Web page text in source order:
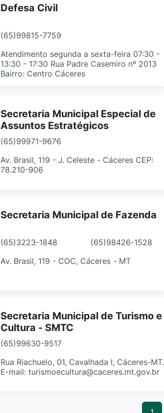
Defesa Civil
(65)99815-7759
Atendimento segunda a sexta-feira 07:30 -
13:30 - 17:30 Rua Padre Casemiro nº 2013
Bairro: Centro Cáceres
Secretaria Municipal Especial de
Assuntos Estratégicos
(65)99971-9676
Av. Brasil, 119 - J. Celeste - Cáceres CEP:
78.210-906
Secretaria Municipal de Fazenda
(65)3223-1848
(65)98426-1528
Av. Brasil, 119 - COC, Cáceres - MT
Secretaria Municipal de Turismo e
Cultura - SMTC
(65)99630-9517
Rua Riachuelo, 01, Cavalhada I, Cáceres-MT.
E-mail: turismoecultura@caceres.mt.gov.br